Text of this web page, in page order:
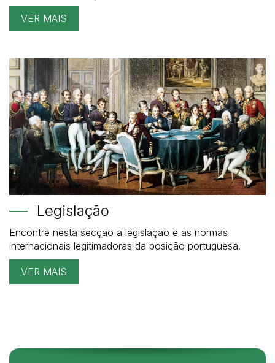
VER MAIS
Legislação
Encontre nesta secção a legislação e as normas
internacionais legitimadoras da posição portuguesa.
VER MAIS